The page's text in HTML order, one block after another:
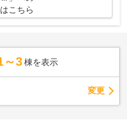
こちら
～3 棟を表示
変更